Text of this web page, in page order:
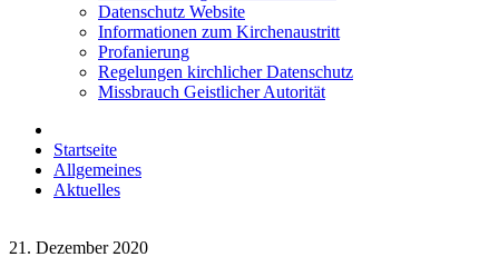
Datenschutz Website
Informationen zum Kirchenaustritt
Profanierung
Regelungen kirchlicher Datenschutz
Missbrauch Geistlicher Autorität
Startseite
Allgemeines
Aktuelles
21. Dezember 2020